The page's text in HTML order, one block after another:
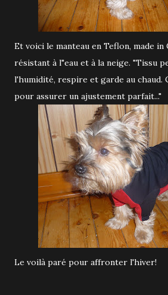
Et voici le manteau en Teflon, made in
résistant à l"eau et à la neige. "Tissu
l'humidité, respire et garde au chaud.
pour assurer un ajustement parfait..."
Le voilà paré pour affronter l'hiver!